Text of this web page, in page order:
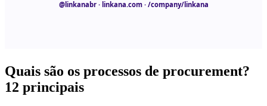
Quais são os processos de procurement?
12 principais